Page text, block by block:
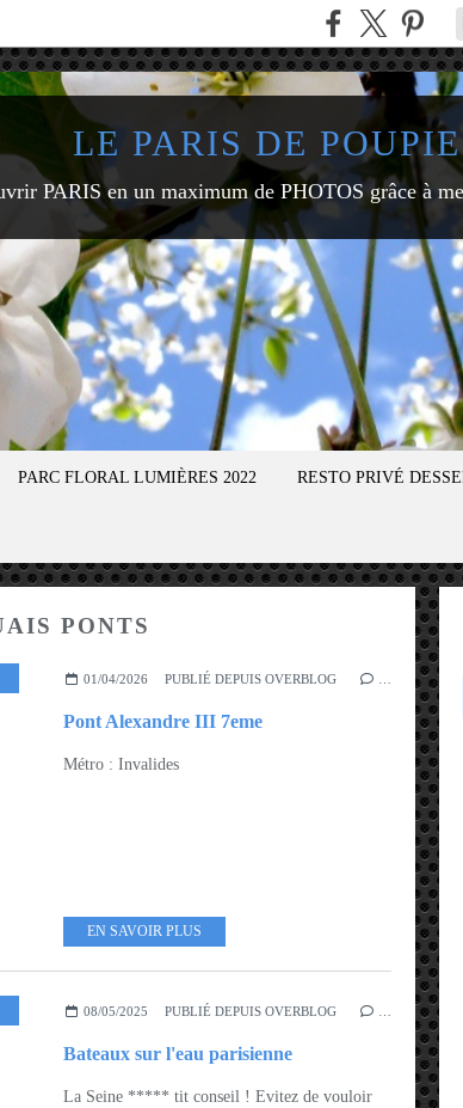
LE PARIS DE POUPIE
PARIS en un maximum de PHOTOS grâce à
PARC FLORAL LUMIÈRES 2022 RESTO PRIVÉ
PONTS
7EME - 8EME
01/04/2026 PUBLIÉ DEPUIS OVERBLOG …
Pont Alexandre III 7eme
Métro : Invalides
EN SAVOIR PLUS
7EME - 8EME
08/05/2025 PUBLIÉ DEPUIS OVERBLOG …
Bateaux sur l'eau parisienne
La Seine ***** tit conseil ! Evitez de vouloir